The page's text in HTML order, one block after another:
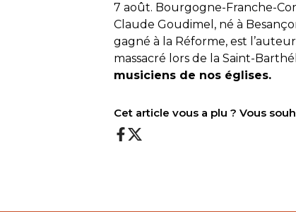
7 août. Bourgogne-Franche-
Claude Goudimel, né à
gagné à la Réforme, est
massacré lors de la Saint-
musiciens de nos églises.
Cet article vous a plu ? Vous